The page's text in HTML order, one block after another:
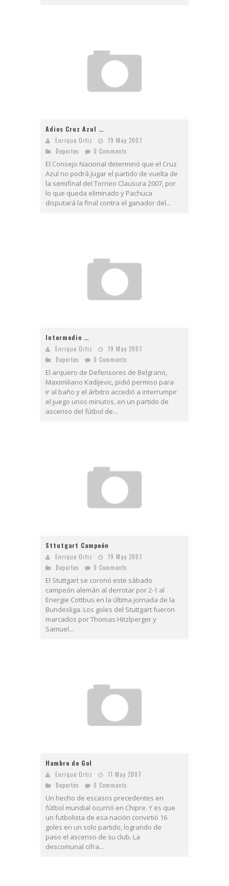
Adios Cruz Azul …
Enrique Ortiz
19 May 2007
Deportes
0 Comments
El Consejo Nacional determinó que el Cruz
Azul no podrá jugar el partido de vuelta de
la semifinal del Torneo Clausura 2007, por
lo que queda eliminado y Pachuca
disputará la final contra el ganador del...
Intermedio …
Enrique Ortiz
19 May 2007
Deportes
0 Comments
El arquero de Defensores de Belgrano,
Maximiliano Kadijevic, pidió permiso para
ir al baño y el árbitro accedió a interrumpir
el juego unos minutos, en un partido de
ascenso del fútbol de...
Sttutgart Campeón
Enrique Ortiz
19 May 2007
Deportes
0 Comments
El Stuttgart se coronó este sábado
campeón alemán al derrotar por 2-1 al
Energie Cottbus en la última jornada de la
Bundesliga. Los goles del Stuttgart fueron
marcados por Thomas Hitzlperger y
Samuel...
Hambre de Gol
Enrique Ortiz
11 May 2007
Deportes
0 Comments
Un hecho de escasos precedentes en
fútbol mundial ocurrió en Chipre. Y es que
un futbolista de esa nación convirtió 16
goles en un solo partido, logrando de
paso el ascenso de su club. La
descomunal cifra...